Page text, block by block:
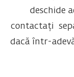
deschide
contactați
dacă într-